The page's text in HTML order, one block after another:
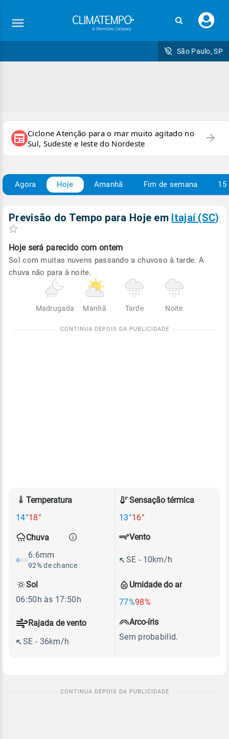
seu
São Paulo, SP
newspaper Ciclone Atenção para o mar muito agitado no
Sul, Sudeste e leste do Nordeste
arrow_forward
Agora Hoje Amanhã Fim de semana 15
Previsão do Tempo para Hoje em Itajaí (SC)
Hoje será parecido com ontem
Sol com muitas nuvens passando a chuvoso à tarde. A
chuva não para à noite.
Madrugada Manhã Tarde Noite
Temperatura
14°18°
Sensação térmica
13°16°
Chuva
6.6mm
92% de chance
Umidade do ar
77%98%
Vento
SE - 10km/h
Rajada de vento
SE - 36km/h
Sol
06:50h às 17:50h
Arco-íris
Sem probabilid.